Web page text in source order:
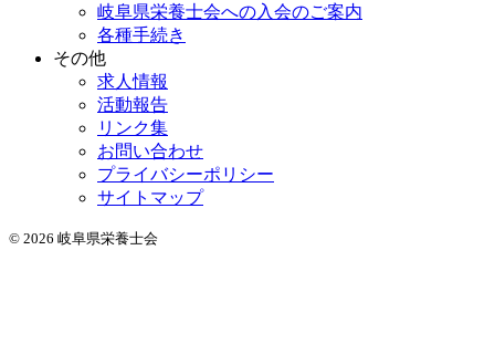
岐阜県栄養士会への入会のご案内
各種手続き
その他
求人情報
活動報告
リンク集
お問い合わせ
プライバシーポリシー
サイトマップ
© 2026 岐阜県栄養士会